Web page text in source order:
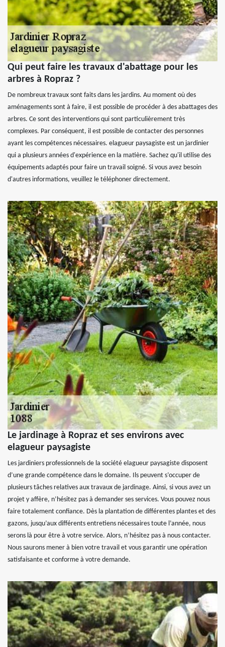
Qui peut faire les travaux d'abattage pour les
arbres à Ropraz ?
De nombreux travaux sont faits dans les jardins. Au moment où des
aménagements sont à faire, il est possible de procéder à des abattages des
arbres. Ce sont des interventions qui sont particulièrement très
complexes. Par conséquent, il est possible de contacter des personnes
ayant les compétences nécessaires. elagueur paysagiste est un jardinier
qui a plusieurs années d'expérience en la matière. Sachez qu'il utilise des
équipements adaptés pour faire un travail soigné. Si vous avez besoin
d'autres informations, veuillez le téléphoner directement.
Le jardinage à Ropraz et ses environs avec
elagueur paysagiste
Les jardiniers professionnels de la société elagueur paysagiste disposent
d’une grande compétence dans le domaine. Ils peuvent s’occuper de
plusieurs tâches relatives aux travaux de jardinage. Ainsi, si vous avez un
projet y affère, n’hésitez pas à demander ses services. Vous pouvez nous
faire totalement confiance. Dès la plantation de différentes plantes et des
gazons, jusqu’aux différents entretiens nécessaires toute l’année, nous
serons là pour être à votre service. Alors, n’hésitez pas à nous contacter.
Nous saurons mener à bien votre travail et vous garantir une opération
satisfaisante et conforme à votre demande.